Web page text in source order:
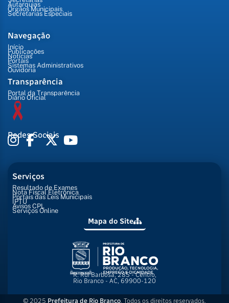
Autarquias
Órgãos Municipais
Secretarias Especiais
Navegação
Início
Publicações
Notícias
Portais
Sistemas Administrativos
Ouvidoria
Transparência
Portal da Transparência
Diário Oficial
Redes Sociais
Serviços
Resultado de Exames
Nota Fiscal Eletrônica
Portais das Leis Municipais
IPTU
Avisos CPL
Serviços Online
Mapa do Site
R. Rui Barbosa, 285 - Centro,
Rio Branco - AC, 69900-120
© 2025 Prefeitura de Rio Branco . Todos os direitos reservados.